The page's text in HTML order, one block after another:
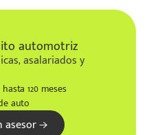
automotriz
asalariados y
hasta 120 meses
auto
asesor